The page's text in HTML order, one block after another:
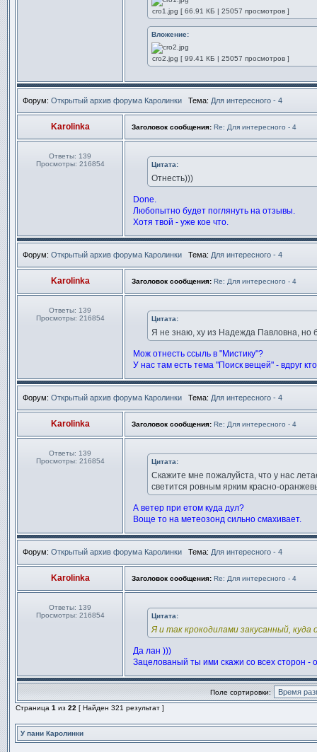
cro1.jpg [ 66.91 КБ | 25057 просмотров ]
Вложение:
cro2.jpg [ 99.41 КБ | 25057 просмотров ]
Форум: Открытый архив форума Каролинки Тема: Для интересного - 4
Karolinka Заголовок сообщения: Re: Для интересного - 4
Ответы: 139
Просмотры: 216854 Цитата:
Отнесть)))
Done.
Любопытно будет поглянуть на отзывы.
Хотя твой - уже кое что.
Форум: Открытый архив форума Каролинки Тема: Для интересного - 4
Karolinka Заголовок сообщения: Re: Для интересного - 4
Ответы: 139
Просмотры: 216854 Цитата:
Я не знаю, ху из Надежда Павловна, но
Мож отнесть ссыль в "Мистику"?
У нас там есть тема "Поиск вещей" - вдруг
Форум: Открытый архив форума Каролинки Тема: Для интересного - 4
Karolinka Заголовок сообщения: Re: Для интересного - 4
Ответы: 139
Просмотры: 216854 Цитата:
Скажите мне пожалуйста, что у нас
светится ровным ярким красно-
А ветер при етом куда дул?
Воще то на метеозонд сильно смахивает.
Форум: Открытый архив форума Каролинки Тема: Для интересного - 4
Karolinka Заголовок сообщения: Re: Для интересного - 4
Ответы: 139
Просмотры: 216854 Цитата:
Я и так крокодилами закусанный, куда
Да лан )))
Зацелованый ты ими скажи со всех сторон -
Поле сортировки:
Страница 1 из 22 [ Найден 321 результат ]
У пани Каролинки